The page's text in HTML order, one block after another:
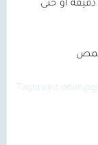
مسخن مسبقًا على حرارة °200 مئوية لمدة 20 دقيقة أو حتى